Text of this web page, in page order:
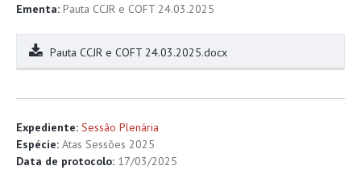
Ementa: Pauta CCJR e COFT 24.03.2025
Pauta CCJR e COFT 24.03.2025.docx
Expediente: Sessão Plenária
Espécie: Atas Sessões 2025
Data de protocolo: 17/03/2025